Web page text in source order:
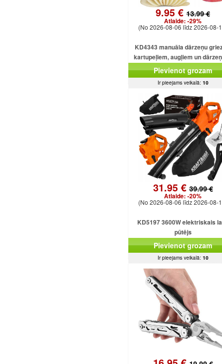
9.95 € 13.99 €
Atlaide: -29%
(No 2026-08-06 līdz 2026-08-
KD4343 manuāla dārzeņu
kartupeļiem, augļiem un
Pievienot grozam
Ir pieejams veikalā: 10
31.95 €39.99 €
Atlaide: -20%
(No 2026-08-06 līdz 2026-08-
KD5197 3600W elektriskais
pūtējs
Pievienot grozam
Ir pieejams veikalā: 10